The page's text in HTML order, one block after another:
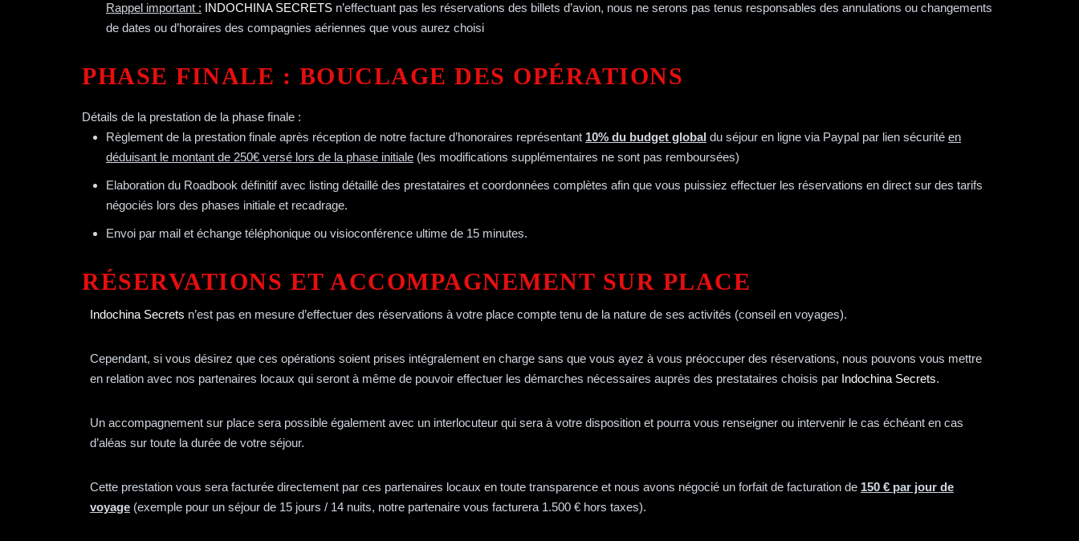
Rappel important : INDOCHINA SECRETS n’effectuant pas les réservations des billets d’avion, nous ne serons pas tenus responsables des annulations ou changements
de dates ou d’horaires des compagnies aériennes que vous aurez choisi
PHASE FINALE : BOUCLAGE DES OPÉRATIONS
Détails de la prestation de la phase finale :
Règlement de la prestation finale après réception de notre facture d’honoraires représentant 10% du budget global du séjour en ligne via Paypal par lien sécurité en
déduisant le montant de 250€ versé lors de la phase initiale (les modifications supplémentaires ne sont pas remboursées)
Elaboration du Roadbook définitif avec listing détaillé des prestataires et coordonnées complètes afin que vous puissiez effectuer les réservations en direct sur des tarifs
négociés lors des phases initiale et recadrage.
Envoi par mail et échange téléphonique ou visioconférence ultime de 15 minutes.
RÉSERVATIONS ET ACCOMPAGNEMENT SUR PLACE
Indochina Secrets n’est pas en mesure d’effectuer des réservations à votre place compte tenu de la nature de ses activités (conseil en voyages).
Cependant, si vous désirez que ces opérations soient prises intégralement en charge sans que vous ayez à vous préoccuper des réservations, nous pouvons vous mettre
en relation avec nos partenaires locaux qui seront à même de pouvoir effectuer les démarches nécessaires auprès des prestataires choisis par Indochina Secrets.
Un accompagnement sur place sera possible également avec un interlocuteur qui sera à votre disposition et pourra vous renseigner ou intervenir le cas échéant en cas
d’aléas sur toute la durée de votre séjour.
Cette prestation vous sera facturée directement par ces partenaires locaux en toute transparence et nous avons négocié un forfait de facturation de 150 € par jour de
voyage (exemple pour un séjour de 15 jours / 14 nuits, notre partenaire vous facturera 1.500 € hors taxes).